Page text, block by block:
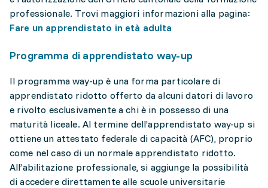
professionale. Trovi maggiori informazioni alla pagina:
Fare un apprendistato in età adulta
Programma di apprendistato way-up
Il programma way-up è una forma particolare di
apprendistato ridotto offerto da alcuni datori di lavoro
e rivolto esclusivamente a chi è in possesso di una
maturità liceale. Al termine dell’apprendistato way-up si
ottiene un attestato federale di capacità (AFC), proprio
come nel caso di un normale apprendistato ridotto.
All’abilitazione professionale, si aggiunge la possibilità
di accedere direttamente alle scuole universitarie